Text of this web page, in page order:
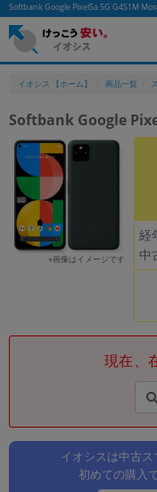
Softbank Google Pixel5a 5G G4S1M
イオシス 【ホーム】 商品一覧
Softbank Google
※画像はイメージです
経
中
現在、
イオシスは中古
初めての購入
かんたんパ
フリーワード
除外ワード
「スマートフォン」「タブレット」な
商品シリーズ名・ブランド名の絞り込
「iPhone」「Xperia」「Galaxy」など
メーカー
製造、販売メーカーの絞り込み
「Apple」「SONY」「SHARP」など